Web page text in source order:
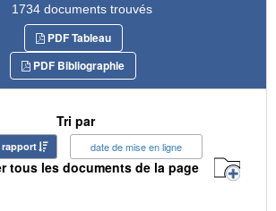
1734 documents trouvés
PDF Tableau
PDF Bibliographie
Tri par
date de mise en ligne
tous les documents de la page